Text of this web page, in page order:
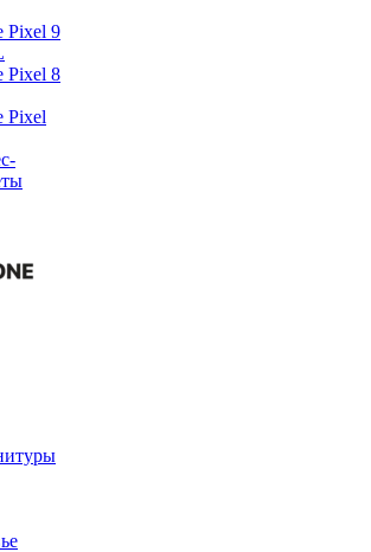
Pixel 9
Pixel 8
Pixel